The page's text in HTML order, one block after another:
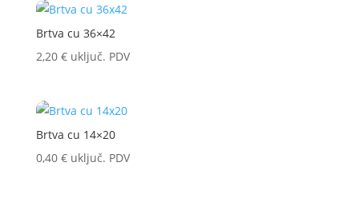
Brtva cu 36×42
2,20 € uključ. PDV
Brtva cu 14×20
0,40 € uključ. PDV